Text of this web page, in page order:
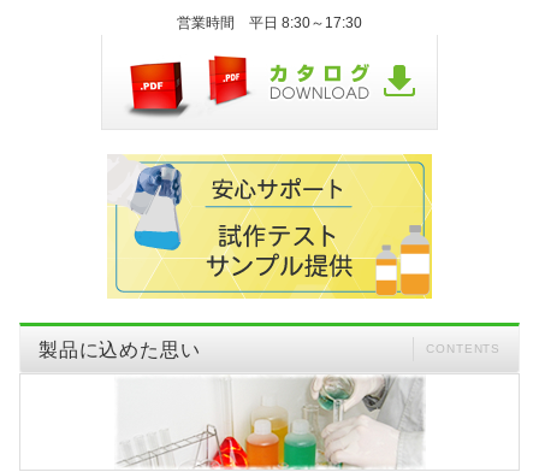
営業時間 平日 8:30～17:30
製品に込めた思い CONTENTS